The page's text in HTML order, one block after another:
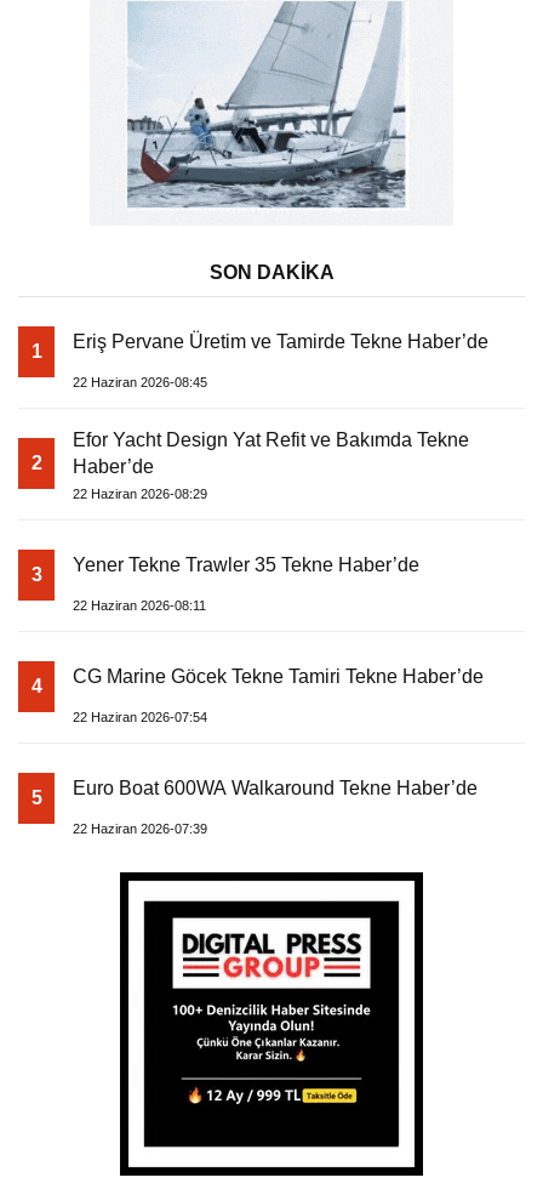
SON DAKİKA
1 Eriş Pervane Üretim ve Tamirde Tekne Haber’de
22 Haziran 2026-08:45
2
Efor Yacht Design Yat Refit ve Bakımda Tekne
Haber’de
22 Haziran 2026-08:29
3 Yener Tekne Trawler 35 Tekne Haber’de
22 Haziran 2026-08:11
4 CG Marine Göcek Tekne Tamiri Tekne Haber’de
22 Haziran 2026-07:54
5 Euro Boat 600WA Walkaround Tekne Haber’de
22 Haziran 2026-07:39